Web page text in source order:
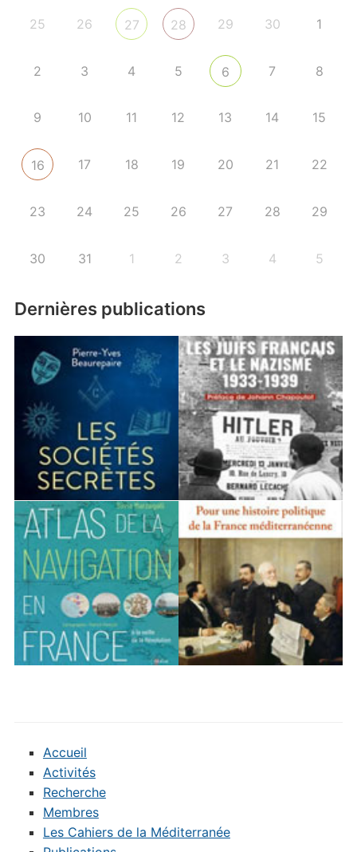
25 26 27 28 29 30 1
2 3 4 5 6 7 8
9 10 11 12 13 14 15
16 17 18 19 20 21 22
23 24 25 26 27 28 29
30 31 1 2 3 4 5
Dernières publications
Accueil
Activités
Recherche
Membres
Les Cahiers de la Méditerranée